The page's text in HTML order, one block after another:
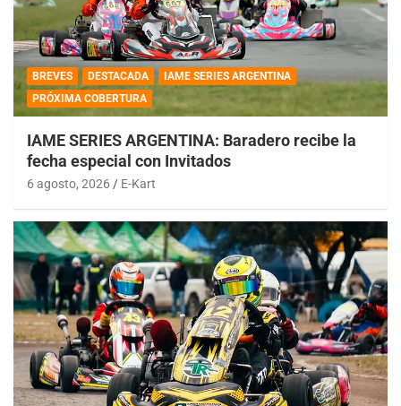
BREVES DESTACADA
IAME SERIES ARGENTINA
PRÓXIMA COBERTURA
IAME SERIES ARGENTINA: Baradero recibe la
fecha especial con Invitados
6 agosto, 2026 E-Kart